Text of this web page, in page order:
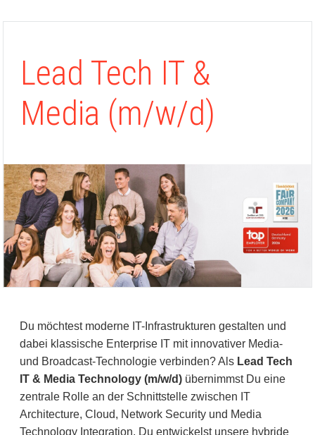
Lead Tech IT &
Media (m/w/d)
Du möchtest moderne IT-Infrastrukturen gestalten und
dabei klassische Enterprise IT mit innovativer Media-
und Broadcast-Technologie verbinden? Als Lead Tech
IT & Media Technology (m/w/d) übernimmst Du eine
zentrale Rolle an der Schnittstelle zwischen IT
Architecture, Cloud, Network Security und Media
Technology Integration. Du entwickelst unsere hybride